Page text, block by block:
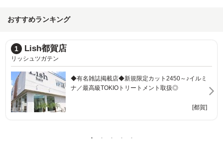
おすすめランキング
2 HAIR CULTURE おゆみ野店
ヘアーカルチャーオユミノテン
地域密着型のパーマ・縮毛矯正がオススメサロン★